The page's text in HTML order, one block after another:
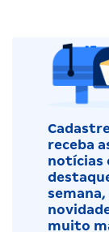
receba
notícias
semana,
muito